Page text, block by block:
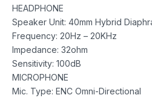
HEADPHONE
Speaker Unit: 40mm Hybrid
Frequency: 20Hz – 20KHz
lmpedance: 32ohm
Sensitivity: 100dB
MICROPHONE
Mic. Type: ENC Omni-Directional